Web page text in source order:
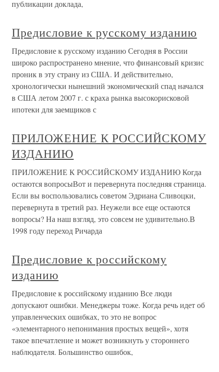
публикации доклада,
Предисловие к русскому изданию
Предисловие к русскому изданию Сегодня в России
широко распространено мнение, что финансовый кризис
проник в эту страну из США. И действительно,
хронологически нынешний экономический спад начался
в США летом 2007 г. с краха рынка высокорисковой
ипотеки для заемщиков с
ПРИЛОЖЕНИЕ К РОССИЙСКОМУ
ИЗДАНИЮ
ПРИЛОЖЕНИЕ К РОССИЙСКОМУ ИЗДАНИЮ Когда
остаются вопросыВот и перевернута последняя страница.
Если вы воспользовались советом Эдриана Сливоцки,
перевернута в третий раз. Неужели все еще остаются
вопросы? На наш взгляд, это совсем не удивительно.В
1998 году переход Ричарда
Предисловие к российскому
изданию
Предисловие к российскому изданию Все люди
допускают ошибки. Менеджеры тоже. Когда речь идет об
управленческих ошибках, то это не вопрос
«элементарного непонимания простых вещей», хотя
такое впечатление и может возникнуть у стороннего
наблюдателя. Большинство ошибок,